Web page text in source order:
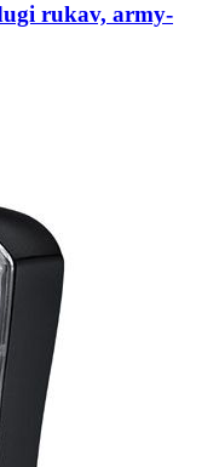
rukav, army-